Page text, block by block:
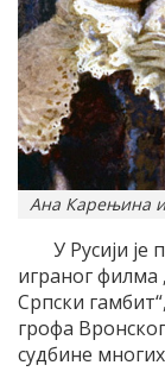
Ана Карењина
У Русији
играног филма
Српски
грофа
судбине